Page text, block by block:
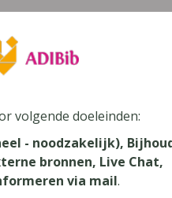
over thema's als redelijke
volgende doeleinden:
- noodzakelijk),
bronnen, Live Chat,
via mail.